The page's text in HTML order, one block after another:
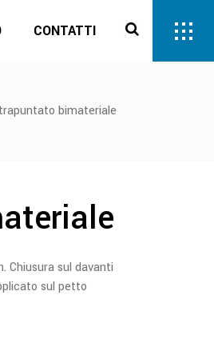
CONTATTI
bimateriale
Chiusura sul davanti
sul petto